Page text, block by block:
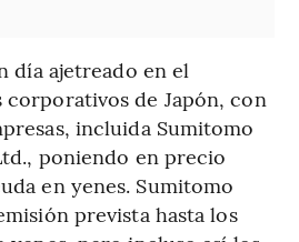
día ajetreado en el
de Japón, con
incluida Sumitomo
poniendo en precio
en yenes. Sumitomo
prevista hasta los